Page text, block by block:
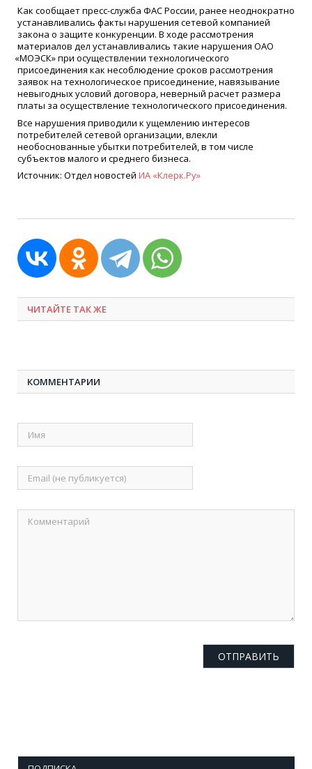
Как сообщает пресс-служба ФАС России, ранее неоднократно
устанавливались факты нарушения сетевой компанией
закона о защите конкуренции. В ходе рассмотрения
материалов дел устанавливались такие нарушения ОАО
«МОЭСК» при осуществлении технологического
присоединения как несоблюдение сроков рассмотрения
заявок на технологическое присоединение, навязывание
невыгодных условий договора, неверный расчет размера
платы за осуществление технологического присоединения.
Все нарушения приводили к ущемлению интересов
потребителей сетевой организации, влекли
необоснованные убытки потребителей, в том числе
субъектов малого и среднего бизнеса.
Источник: Отдел новостей ИА «Клерк.Ру»
ЧИТАЙТЕ ТАК ЖЕ
КОММЕНТАРИИ